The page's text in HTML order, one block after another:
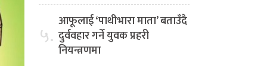
५. आफूलाई ‘पाथीभारा माता’ बताउँदै
दुर्ववहार गर्ने युवक प्रहरी
नियन्त्रणमा